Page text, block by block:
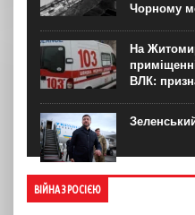
Чорному
На
ВЛК:
ВІЙНА З РОСІЄЮ